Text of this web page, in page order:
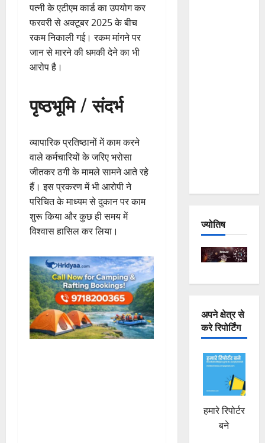
पत्नी के एटीएम कार्ड का उपयोग कर
फरवरी से अक्टूबर 2025 के बीच
रकम निकाली गई। रकम मांगने पर
जान से मारने की धमकी देने का भी
आरोप है।
पृष्ठभूमि / संदर्भ
व्यापारिक प्रतिष्ठानों में काम करने
वाले कर्मचारियों के जरिए भरोसा
जीतकर ठगी के मामले सामने आते रहे
हैं। इस प्रकरण में भी आरोपी ने
परिचित के माध्यम से दुकान पर काम
शुरू किया और कुछ ही समय में
विश्वास हासिल कर लिया।
ज्योतिष
अपने क्षेत्र से
करे रिपोर्टिंग
हमारे रिपोर्टर
बने